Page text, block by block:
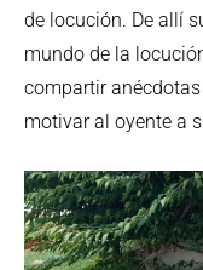
de locución. De allí
mundo de la
compartir
motivar al oyente a